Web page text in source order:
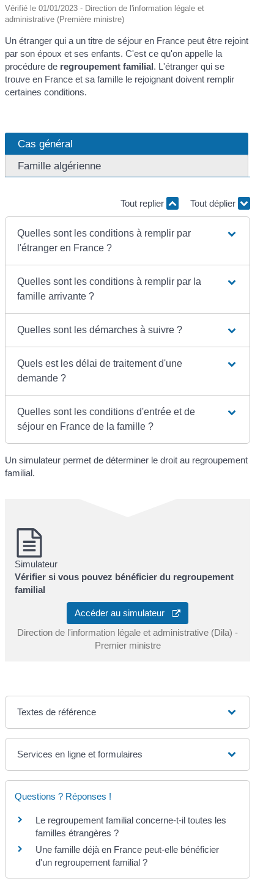
Vérifié le 01/01/2023 - Direction de l'information légale et
administrative (Première ministre)
Un étranger qui a un titre de séjour en France peut être rejoint
par son époux et ses enfants. C'est ce qu'on appelle la
procédure de regroupement familial. L'étranger qui se
trouve en France et sa famille le rejoignant doivent remplir
certaines conditions.
Cas général
Famille algérienne
Tout replier Tout déplier
Quelles sont les conditions à remplir par
l'étranger en France ?
Quelles sont les conditions à remplir par la
famille arrivante ?
Quelles sont les démarches à suivre ?
Quels est les délai de traitement d'une
demande ?
Quelles sont les conditions d'entrée et de
séjour en France de la famille ?
Un simulateur permet de déterminer le droit au regroupement
familial.
Simulateur
Vérifier si vous pouvez bénéficier du regroupement
familial
Accéder au simulateur
Direction de l'information légale et administrative (Dila) -
Premier ministre
Textes de référence
Services en ligne et formulaires
Questions ? Réponses !
Le regroupement familial concerne-t-il toutes les
familles étrangères ?
Une famille déjà en France peut-elle bénéficier
d'un regroupement familial ?